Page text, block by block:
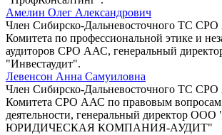
Амелин Олег Александрович
Член Сибирско-Дальневосточного ТС
Комитета по профессиональной этике и
аудиторов СРО ААС, генеральный
"Инвестаудит".
Левенсон Анна Самуиловна
Член Сибирско-Дальневосточного ТС
Комитета СРО ААС по правовым вопросам
деятельности, генеральный директор
ЮРИДИЧЕСКАЯ КОМПАНИЯ-АУДИТ"